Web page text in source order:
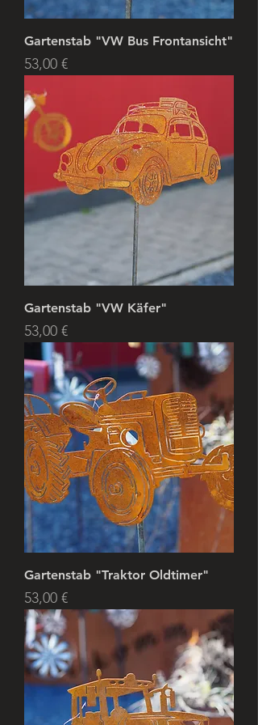
Gartenstab "VW Bus Frontansicht"
Preis
53,00 €
Gartenstab "VW Käfer"
Preis
53,00 €
Gartenstab "Traktor Oldtimer"
Preis
53,00 €